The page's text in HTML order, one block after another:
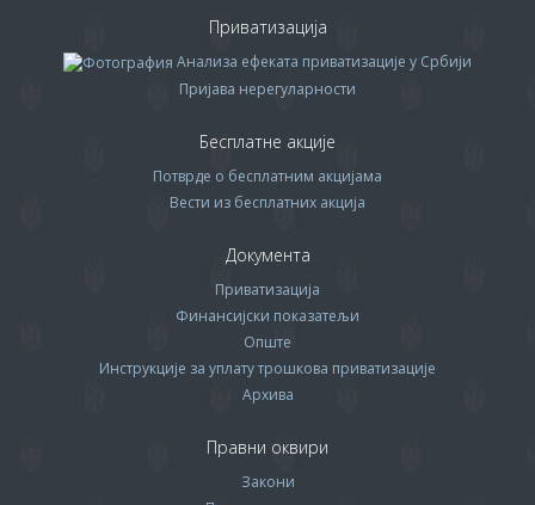
Приватизација
Анализа ефеката приватизације у Србији
Пријава нерегуларности
Бесплатне акције
Потврде о бесплатним акцијама
Вести из бесплатних акција
Документа
Приватизација
Финансијски показатељи
Опште
Инструкције за уплату трошкова приватизације
Архива
Правни оквири
Закони